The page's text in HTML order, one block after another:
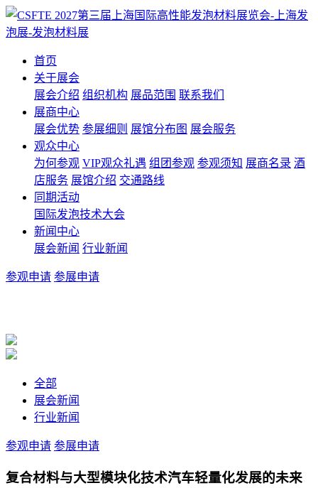
首页
关于展会
展会介绍 组织机构 展品范围 联系我们
展商中心
展会优势 参展细则 展馆分布图 展会服务
观众中心
为何参观 VIP观众礼遇 组团参观 参观须知 展商名录 酒
店服务 展馆介绍 交通路线
同期活动
国际发泡技术大会
新闻中心
展会新闻 行业新闻
参观申请 参展申请
全部
展会新闻
行业新闻
参观申请 参展申请
复合材料与大型模块化技术汽车轻量化发展的未来